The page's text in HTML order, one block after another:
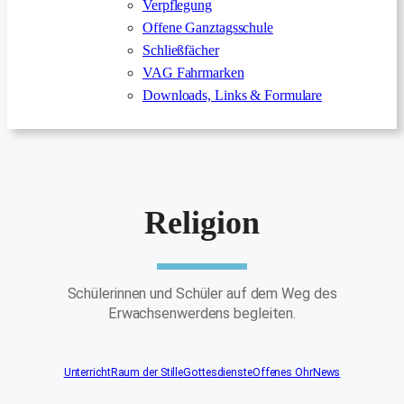
Verpflegung
Offene Ganztagsschule
Schließfächer
VAG Fahrmarken
Downloads, Links & Formulare
Religion
Schülerinnen und Schüler auf dem Weg des
Erwachsenwerdens begleiten.
UnterrichtRaum der StilleGottesdiensteOffenes OhrNews